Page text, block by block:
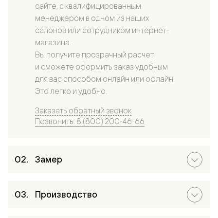
сайте, с квалифицированным
менеджером в одном из наших
салонов или сотрудником интернет-
магазина.
Вы получите прозрачный расчет
и сможете оформить заказ удобным
для вас способом онлайн или офлайн.
Это легко и удобно.
Заказать обратный звонок
Позвонить: 8 (800) 200-46-66
Замер
Производство